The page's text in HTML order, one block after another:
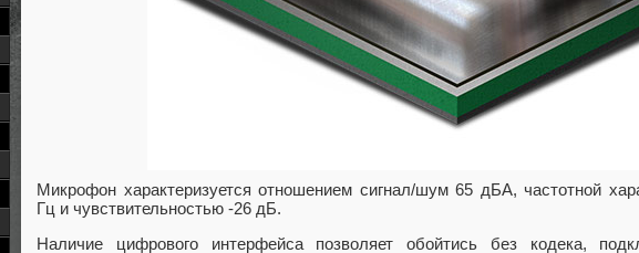
Микрофон характеризуется отношением сигнал/шум 65 дБА, частотной
Гц и чувствительностью -26 дБ.
Наличие цифрового интерфейса позволяет обойтись без кодека,